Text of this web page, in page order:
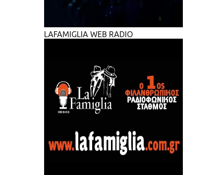
LAFAMIGLIA WEB RADIO